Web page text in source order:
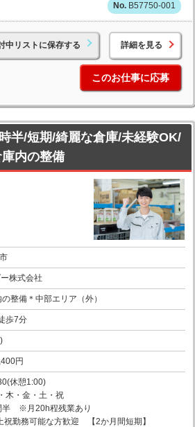
B57750-001
中リストに保存する 詳細を見る
このお仕事に応募
半/短期/綺麗な倉庫/未経験OK/
内の整備
株式会社
整備＊中部エリア（外）
歩7分
円
休憩1:00)
木・金・土・祝
半 ※月20h程残業あり
祝勤務可能な方歓迎 【2か月間短期】